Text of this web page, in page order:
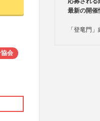
協会
最新の開催
「登竜門